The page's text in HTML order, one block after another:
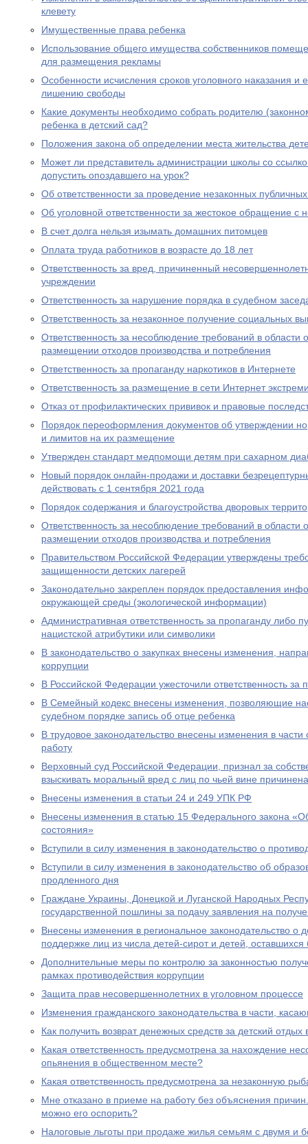
клевету
Имущественные права ребенка
Использование общего имущества собственников
для размещения рекламы
Особенности исчисления сроков уголовного наказания и
лишению свободы
Какие документы необходимо собрать родителю
ребенка в детский сад?
Положения закона об определении места жительства
Может ли представитель администрации школы со
допустить опоздавшего на урок?
Об ответственности за проведение незаконных
Об уголовной ответственности за жестокое обращение с
В счет долга нельзя изымать домашних питомцев
Оплата труда работников в возрасте до 18 лет
Ответственность за вред, причиненный
учреждении
Ответственность за нарушение порядка в судебном
Ответственность за незаконное получение социальных
Ответственность за несоблюдение требований в
размещении отходов производства и потребления
Ответственность за пропаганду наркотиков в Интернете
Ответственность за размещение в сети Интернет
Отказ от профилактических прививок и правовые
Порядок переоформления документов об утверждении
и лимитов на их размещение
Утвержден стандарт медпомощи детям при сахарном
Новый порядок онлайн-продажи и доставки
действовать с 1 сентября 2021 года
Порядок содержания и благоустройства дворовых
Ответственность за несоблюдение требований в
размещении отходов производства и потребления
Правительством Российской Федерации утверждены
защищенности детских лагерей
Законодательно закреплен порядок предоставления
окружающей среды (экологической информации)
Административная ответственность за пропаганду либо
нацистской атрибутики или символики
В законодательство о закупках внесены изменения,
коррупции
В Российской Федерации ужесточили ответственность за
В Семейный кодекс внесены изменения, позволяющие
судебном порядке запись об отце ребенка
В трудовое законодательство внесены изменения в
работу
Верховный суд Российской Федерации, признал за
взыскивать моральный вред с лиц по чьей вине
Внесены изменения в статьи 24 и 249 УПК РФ
Внесены изменения в статью 15 Федерального закона
состояния»
Вступили в силу изменения в законодательство о
Вступили в силу изменения в законодательство об
продленного дня
Граждане Украины, Донецкой и Луганской Народных
государственной пошлины за подачу заявления на
Внесены изменения в региональное законодательство о
поддержке лиц из числа детей-сирот и детей,
Дополнительные меры по контролю за законностью
рамках противодействия коррупции
Защита прав несовершеннолетних в уголовном процессе
Изменения гражданского законодательства в части,
Как получить возврат денежных средств за детский отдых
Какая ответственность предусмотрена за нахождение
опьянения в общественном месте?
Какая ответственность предусмотрена за незаконную
Мне отказано в приеме на работу без объяснения
можно его оспорить?
Налоговые льготы при продаже жилья семьям с двумя и